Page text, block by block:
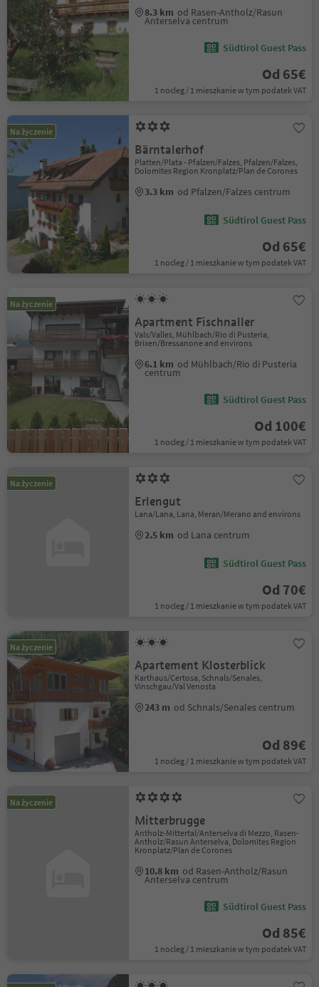
8.3 km od Rasen-Antholz/Rasun
Anterselva centrum
Südtirol Guest Pass
Od 65€
1 nocleg / 1 mieszkanie w tym podatek VAT
Na życzenie
Bärntalerhof
Platten/Plata - Pfalzen/Falzes, Pfalzen/Falzes,
Dolomites Region Kronplatz/Plan de Corones
3.3 km od Pfalzen/Falzes centrum
Südtirol Guest Pass
Od 65€
1 nocleg / 1 mieszkanie w tym podatek VAT
Na życzenie
Apartment Fischnaller
Vals/Valles, Mühlbach/Rio di Pusteria,
Brixen/Bressanone and environs
6.1 km od Mühlbach/Rio di Pusteria
centrum
Südtirol Guest Pass
Od 100€
1 nocleg / 1 mieszkanie w tym podatek VAT
Na życzenie
Erlengut
Lana/Lana, Lana, Meran/Merano and environs
2.5 km od Lana centrum
Südtirol Guest Pass
Od 70€
1 nocleg / 1 mieszkanie w tym podatek VAT
Na życzenie
Apartement Klosterblick
Karthaus/Certosa, Schnals/Senales,
Vinschgau/Val Venosta
243 m od Schnals/Senales centrum
Od 89€
1 nocleg / 1 mieszkanie w tym podatek VAT
Na życzenie
Mitterbrugge
Antholz-Mittertal/Anterselva di Mezzo, Rasen-
Antholz/Rasun Anterselva, Dolomites Region
Kronplatz/Plan de Corones
10.8 km od Rasen-Antholz/Rasun
Anterselva centrum
Südtirol Guest Pass
Od 85€
1 nocleg / 1 mieszkanie w tym podatek VAT